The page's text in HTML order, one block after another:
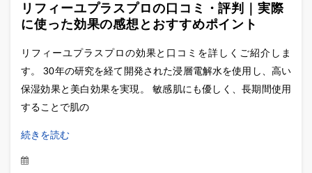
リフィーユプラスプロの口コミ・評判｜実際
に使った効果の感想とおすすめポイント
リフィーユプラスプロの効果と口コミを詳しくご紹介しま
す。 30年の研究を経て開発された浸層電解水を使用し、高い
保湿効果と美白効果を実現。 敏感肌にも優しく、長期間使用
することで肌の
続きを読む